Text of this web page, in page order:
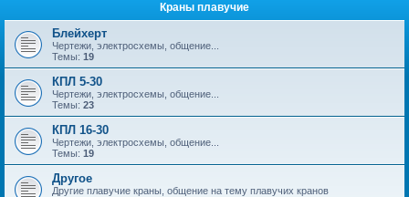
Краны плавучие
Блейхерт
Чертежи, электросхемы, общение...
Темы: 19
КПЛ 5-30
Чертежи, электросхемы, общение...
Темы: 23
КПЛ 16-30
Чертежи, электросхемы, общение...
Темы: 19
Другое
Другие плавучие краны, общение на тему плавучих кранов